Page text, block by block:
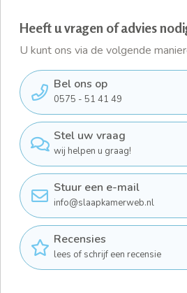
Heeft u vragen of advies
U kunt ons via de volgende
Bel ons op
0575 - 51 41 49
Stel uw vraag
wij helpen u graag!
Stuur een e-mail
info@slaapkamerweb.nl
Recensies
lees of schrijf een recensie